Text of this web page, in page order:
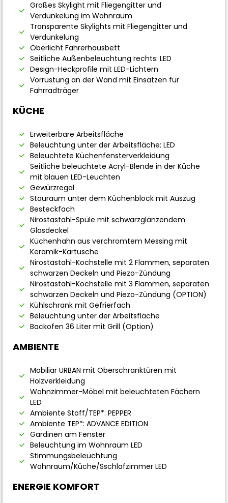
Großes Skylight mit Fliegengitter und
Verdunkelung im Wohnraum
Transparente Skylights mit Fliegengitter und
Verdunkelung
Oberlicht Fahrerhausbett
Seitliche Außenbeleuchtung rechts: LED
Design-Heckprofile mit LED-Lichtern
Vorrüstung an der Wand mit Einsätzen für
Fahrradträger
KÜCHE
Erweiterbare Arbeitsfläche
Beleuchtung unter der Arbeitsfläche: LED
Beleuchtete Küchenfensterverkleidung
Seitliche beleuchtete Acryl-Blende in der Küche
mit blauen LED-Leuchten
Gewürzregal
Stauraum unter dem Küchenblock mit Auszug
Besteckfach
Nirostastahl-Spüle mit schwarzglänzendem
Glasdeckel
Küchenhahn aus verchromtem Messing mit
Keramik-Kartusche
Nirostastahl-Kochstelle mit 2 Flammen, separaten
schwarzen Deckeln und Piezo-Zündung
Nirostastahl-Kochstelle mit 3 Flammen, separaten
schwarzen Deckeln und Piezo-Zündung (OPTION)
Kühlschrank mit Gefrierfach
Beleuchtung unter der Arbeitsfläche
Backofen 36 Liter mit Grill (Option)
AMBIENTE
Mobiliar URBAN mit Oberschranktüren mit
Holzverkleidung
Wohnzimmer-Möbel mit beleuchteten Fächern
LED
Ambiente Stoff/TEP*: PEPPER
Ambiente TEP*: ADVANCE EDITION
Gardinen am Fenster
Beleuchtung im Wohnraum LED
Stimmungsbeleuchtung
Wohnraum/Küche/Sschlafzimmer LED
ENERGIE KOMFORT